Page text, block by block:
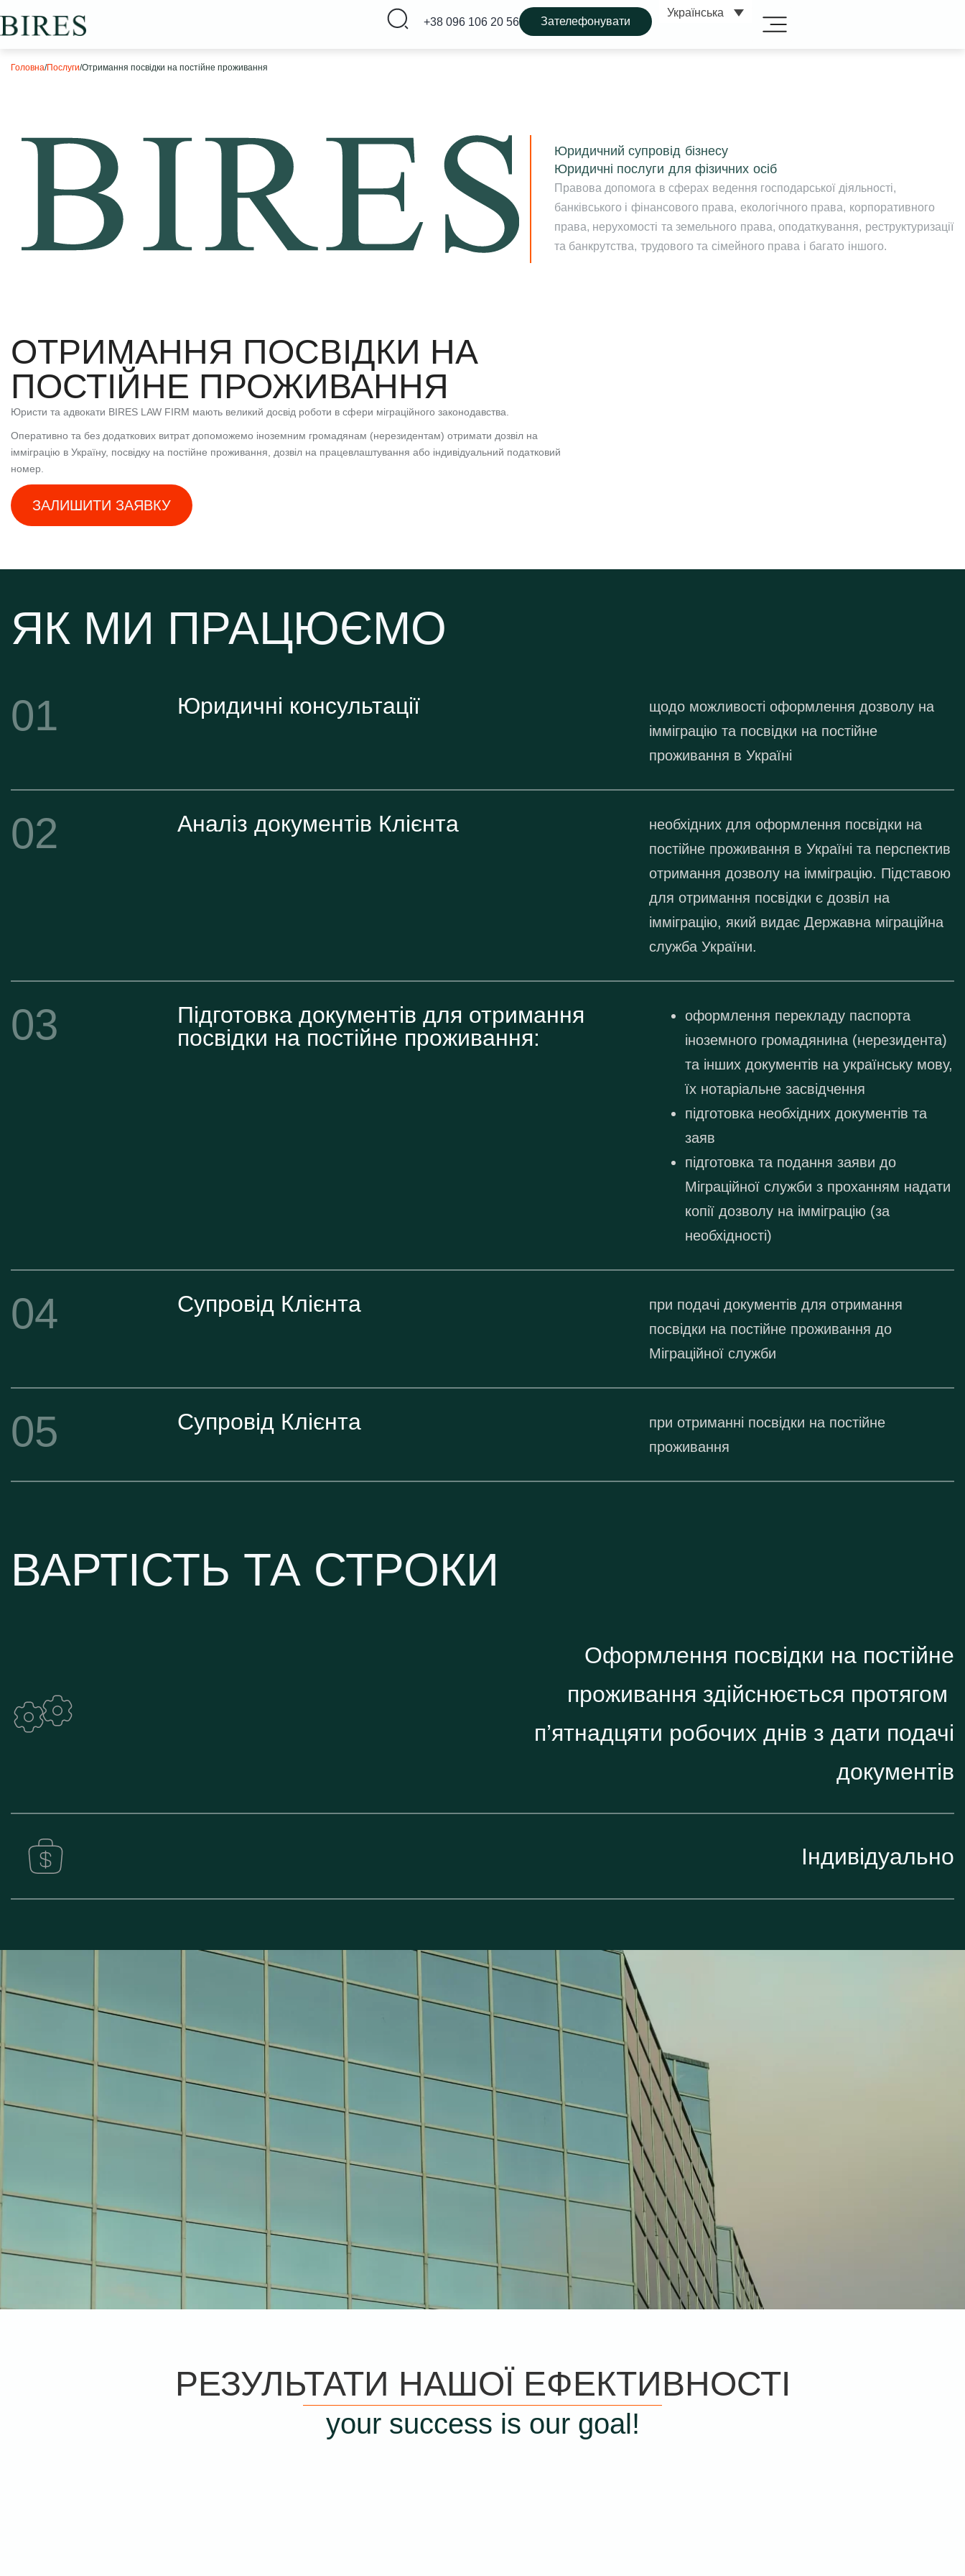
+38 096 106 20 56 Зателефонувати
Українська
Головна/Послуги/Отримання посвідки на постійне проживання
Юридичний супровід бізнесу
Юридичні послуги для фізичних осіб
Правова допомога в сферах ведення господарської діяльності,
банківського і фінансового права, екологічного права, корпоративного
права, нерухомості та земельного права, оподаткування, реструктуризації
та банкрутства, трудового та сімейного права і багато іншого.
ОТРИМАННЯ ПОСВІДКИ НА
ПОСТІЙНЕ ПРОЖИВАННЯ
Юристи та адвокати BIRES LAW FIRM мають великий досвід роботи в сфери міграційного законодавства.
Оперативно та без додаткових витрат допоможемо іноземним громадянам (нерезидентам) отримати дозвіл на
імміграцію в Україну, посвідку на постійне проживання, дозвіл на працевлаштування або індивідуальний податковий
номер.
ЗАЛИШИТИ ЗАЯВКУ
ЯК МИ ПРАЦЮЄМО
01 Юридичні консультації
щодо можливості оформлення дозволу на
імміграцію та посвідки на постійне
проживання в Україні
02 Аналіз документів Клієнта
необхідних для оформлення посвідки на
постійне проживання в Україні та перспектив
отримання дозволу на імміграцію. Підставою
для отримання посвідки є дозвіл на
імміграцію, який видає Державна міграційна
служба України.
03
Підготовка документів для отримання
посвідки на постійне проживання:
оформлення перекладу паспорта
іноземного громадянина (нерезидента)
та інших документів на українську мову,
їх нотаріальне засвідчення
підготовка необхідних документів та
заяв
підготовка та подання заяви до
Міграційної служби з проханням надати
копії дозволу на імміграцію (за
необхідності)
04 Супровід Клієнта
при подачі документів для отримання
посвідки на постійне проживання до
Міграційної служби
05 Супровід Клієнта
при отриманні посвідки на постійне
проживання
ВАРТІСТЬ ТА СТРОКИ
Оформлення посвідки на постійне
проживання здійснюється протягом
п’ятнадцяти робочих днів з дати подачі
документів
Індивідуально
РЕЗУЛЬТАТИ НАШОЇ ЕФЕКТИВНОСТІ
your success is our goal!